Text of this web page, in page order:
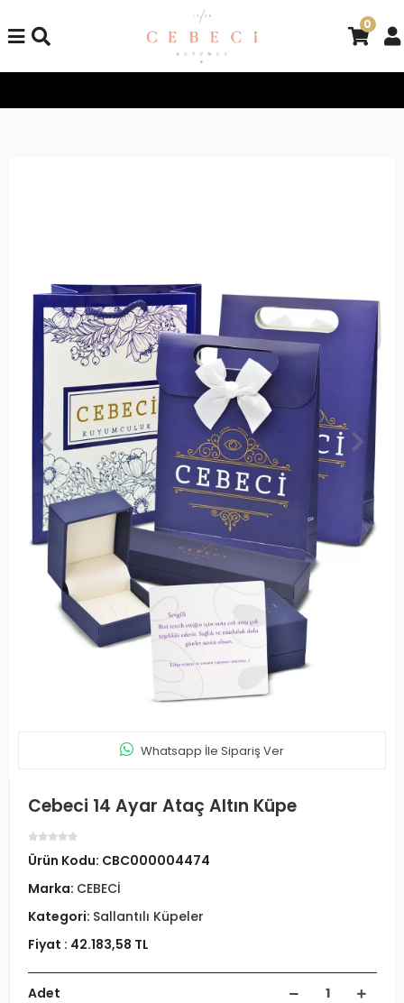
0
Whatsapp İle Sipariş Ver
Cebeci 14 Ayar Ataç Altın Küpe
Ürün Kodu: CBC000004474
Marka: CEBECİ
Kategori: Sallantılı Küpeler
Fiyat : 42.183,58 TL
Adet